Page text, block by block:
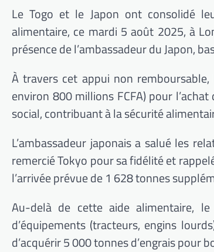
Le Togo et le Japon ont consolidé
alimentaire, ce mardi 5 août 2025, à
présence de l’ambassadeur du Japon,
À travers cet appui non
environ 800 millions FCFA) pour
social, contribuant à la sécurité
L’ambassadeur japonais a salué les
remercié Tokyo pour sa fidélité et
l’arrivée prévue de 1 628 tonnes
Au-delà de cette aide alimentaire,
d’équipements (tracteurs, engins
d’acquérir 5 000 tonnes d’engrais pour